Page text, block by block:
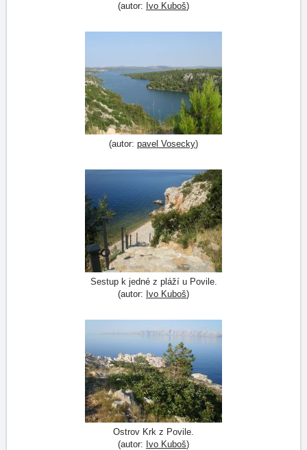
(autor: Ivo Kuboš)
(autor: pavel Vosecky)
Sestup k jedné z pláží u Povile.
(autor: Ivo Kuboš)
Ostrov Krk z Povile.
(autor: Ivo Kuboš)